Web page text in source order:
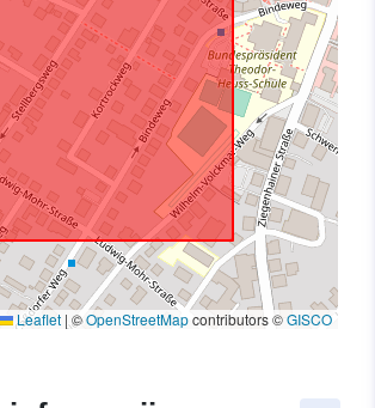
Leaflet | ©OpenStreetMapcontributors ©GISCO